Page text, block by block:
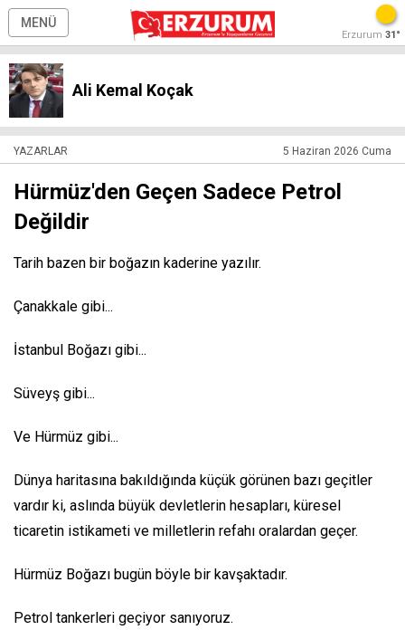
MENÜ
Erzurum 31°
Ali Kemal Koçak
YAZARLAR 5 Haziran 2026 Cuma
Hürmüz'den Geçen Sadece Petrol
Değildir
Tarih bazen bir boğazın kaderine yazılır.
Çanakkale gibi...
İstanbul Boğazı gibi...
Süveyş gibi...
Ve Hürmüz gibi...
Dünya haritasına bakıldığında küçük görünen bazı geçitler
vardır ki, aslında büyük devletlerin hesapları, küresel
ticaretin istikameti ve milletlerin refahı oralardan geçer.
Hürmüz Boğazı bugün böyle bir kavşaktadır.
Petrol tankerleri geçiyor sanıyoruz.